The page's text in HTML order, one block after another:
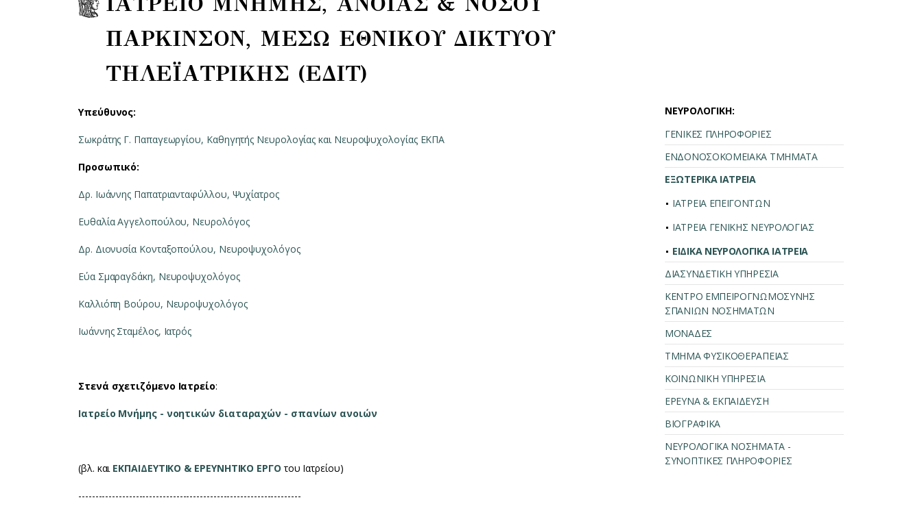
ΠΑΡΚΙΝΣΟΝ, ΜΕΣΩ ΕΘΝΙΚΟΥ ΔΙΚΤΥΟΥ
ΤΗΛΕΪΑΤΡΙΚΗΣ (ΕΔΙΤ)
Υπεύθυνος:
Σωκράτης Γ. Παπαγεωργίου, Καθηγητής Νευρολογίας και Νευροψυχολογίας ΕΚΠΑ
Προσωπικό:
Δρ. Ιωάννης Παπατριανταφύλλου, Ψυχίατρος
Ευθαλία Αγγελοπούλου, Νευρολόγος
Δρ. Διονυσία Κονταξοπούλου, Νευροψυχολόγος
Εύα Σμαραγδάκη, Νευροψυχολόγος
Καλλιόπη Βούρου, Νευροψυχολόγος
Ιωάννης Σταμέλος, Ιατρός
Στενά σχετιζόμενο Ιατρείο:
Ιατρείο Μνήμης - νοητικών διαταραχών - σπανίων ανοιών
(βλ. και ΕΚΠΑΙΔΕΥΤΙΚΟ & ΕΡΕΥΝΗΤΙΚΟ ΕΡΓΟ του Ιατρείου)
------------------------------------------------------------------
ΝΕΥΡΟΛΟΓΙΚΗ:
ΓΕΝΙΚΕΣ ΠΛΗΡΟΦΟΡΙΕΣ
ΕΝΔΟΝΟΣΟΚΟΜΕΙΑΚΑ ΤΜΗΜΑΤΑ
ΕΞΩΤΕΡΙΚΑ ΙΑΤΡΕΙΑ
ΙΑΤΡΕΙΑ ΕΠΕΙΓΟΝΤΩΝ
ΙΑΤΡΕΙΑ ΓΕΝΙΚΗΣ ΝΕΥΡΟΛΟΓΙΑΣ
ΕΙΔΙΚΑ ΝΕΥΡΟΛΟΓΙΚΑ ΙΑΤΡΕΙΑ
ΔΙΑΣΥΝΔΕΤΙΚΗ ΥΠΗΡΕΣΙΑ
ΚΕΝΤΡΟ ΕΜΠΕΙΡΟΓΝΩΜΟΣΥΝΗΣ
ΣΠΑΝΙΩΝ ΝΟΣΗΜΑΤΩΝ
ΜΟΝΑΔΕΣ
ΤΜΗΜΑ ΦΥΣΙΚΟΘΕΡΑΠΕΙΑΣ
ΚΟΙΝΩΝΙΚΗ ΥΠΗΡΕΣΙΑ
ΕΡΕΥΝΑ & ΕΚΠΑΙΔΕΥΣΗ
ΒΙΟΓΡΑΦΙΚΑ
ΝΕΥΡΟΛΟΓΙΚΑ ΝΟΣΗΜΑΤΑ -
ΣΥΝΟΠΤΙΚΕΣ ΠΛΗΡΟΦΟΡΙΕΣ